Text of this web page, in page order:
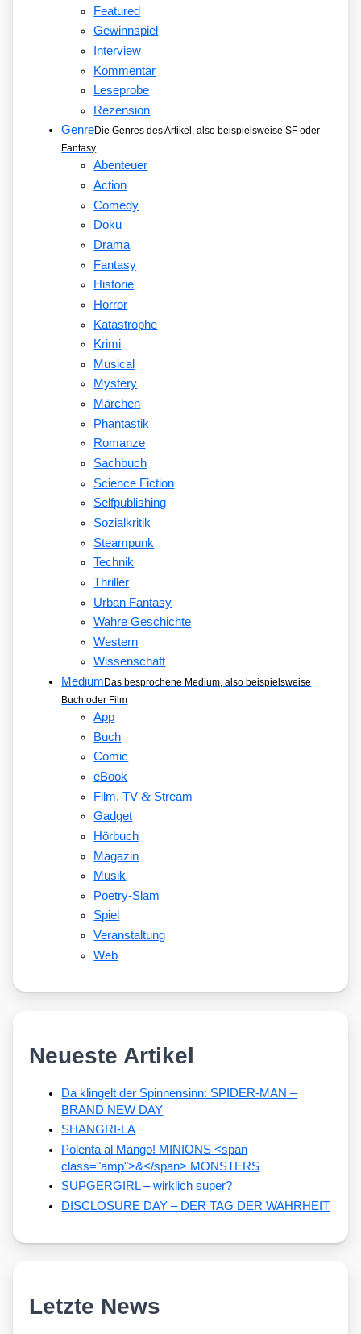
Featured
Gewinnspiel
Interview
Kommentar
Leseprobe
Rezension
GenreDie Genres des Artikel, also beispielsweise SF oder
Fantasy
Abenteuer
Action
Comedy
Doku
Drama
Fantasy
Historie
Horror
Katastrophe
Krimi
Musical
Mystery
Märchen
Phantastik
Romanze
Sachbuch
Science Fiction
Selfpublishing
Sozialkritik
Steampunk
Technik
Thriller
Urban Fantasy
Wahre Geschichte
Western
Wissenschaft
Medium Das besprochene Medium, also beispielsweise
Buch oder Film
App
Buch
Comic
eBook
Film, TV&Stream
Gadget
Hörbuch
Magazin
Musik
Poetry-Slam
Spiel
Veranstaltung
Web
Neueste Artikel
Da klingelt der Spinnensinn: SPIDER-MAN –
BRAND NEW DAY
SHANGRI-LA
Polenta al Mango! MINIONS <span
class="amp">&</span> MONSTERS
SUPGERGIRL – wirklich super?
DISCLOSURE DAY – DER TAG DER WAHRHEIT
Letzte News